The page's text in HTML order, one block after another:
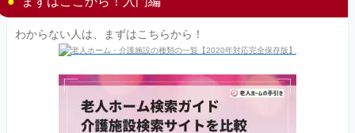
わからない人は、まずはこちらから！